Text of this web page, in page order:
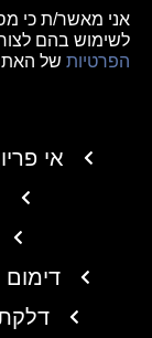
אני מאשר/ת כי
לשימוש בהם
הפרטיות של
אי